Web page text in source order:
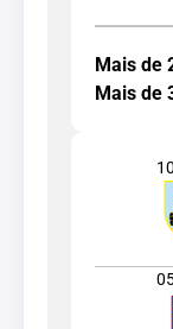
Mais de
Mais de